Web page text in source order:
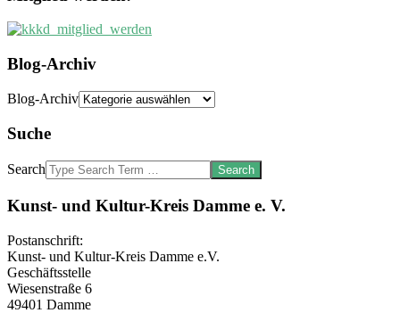
Blog-Archiv
Blog-Archiv
Suche
Search
Kunst- und Kultur-Kreis Damme e. V.
Postanschrift:
Kunst- und Kultur-Kreis Damme e.V.
Geschäftsstelle
Wiesenstraße 6
49401 Damme